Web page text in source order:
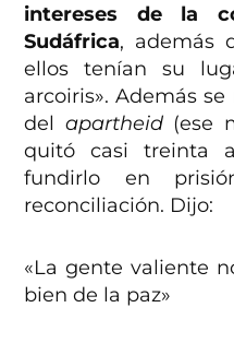
intereses de la
Sudáfrica, además
ellos tenían su
arcoiris». Además
del apartheid(ese
quitó casi treinta
fundirlo en
reconciliación. Dijo:
«La gente valiente
bien de la paz»